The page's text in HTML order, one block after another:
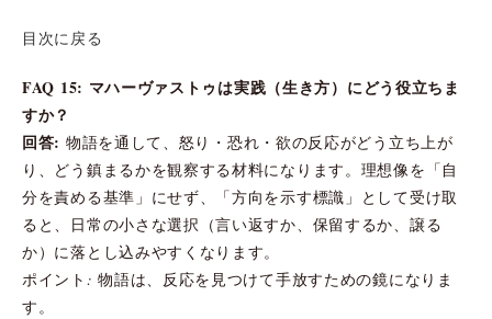
目次に戻る
FAQ 15: マハーヴァストゥは実践（生き方）にどう役立ちま
すか？
回答: 物語を通して、怒り・恐れ・欲の反応がどう立ち上が
り、どう鎮まるかを観察する材料になります。理想像を「自
分を責める基準」にせず、「方向を示す標識」として受け取
ると、日常の小さな選択（言い返すか、保留するか、譲る
か）に落とし込みやすくなります。
ポイント: 物語は、反応を見つけて手放すための鏡になりま
す。